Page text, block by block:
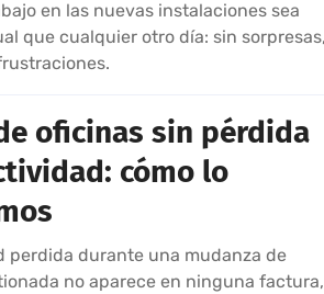
en las nuevas instalaciones sea
que cualquier otro día: sin
oficinas sin pérdida
cómo lo
perdida durante una mudanza de
no aparece en ninguna factura,